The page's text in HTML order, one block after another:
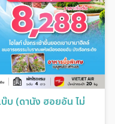
บ๊บ (ดานัง ฮอยอัน ไม่